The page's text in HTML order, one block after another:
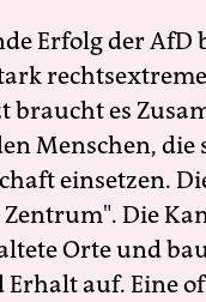
Erfolg der AfD
braucht es
Menschen, die
einsetzen.
Die
Orte und
Erhalt auf. Eine